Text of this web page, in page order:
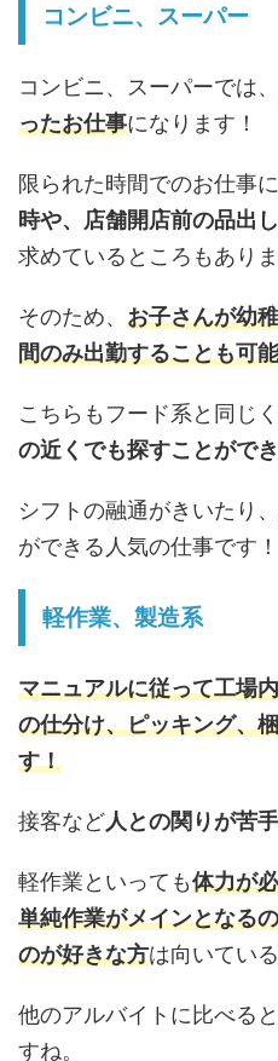
コンビニ、スーパー
コンビニ、スーパーでは、
ったお仕事になります！
限られた時間でのお仕事
時や、店舗開店前の品出
求めているところもありま
そのため、 お子さんが幼
間のみ出勤することも可能
こちらもフード系と同じく
の近くでも探すことができ
シフトの融通がきいたり
ができる人気の仕事です！
軽作業、製造系
マニュアルに従って工場
の仕分け、ピッキング、
す！
接客など人との関りが苦
軽作業といっても体力が
単純作業がメインとなる
のが好きな方は向いてい
他のアルバイトに比べる
すね。